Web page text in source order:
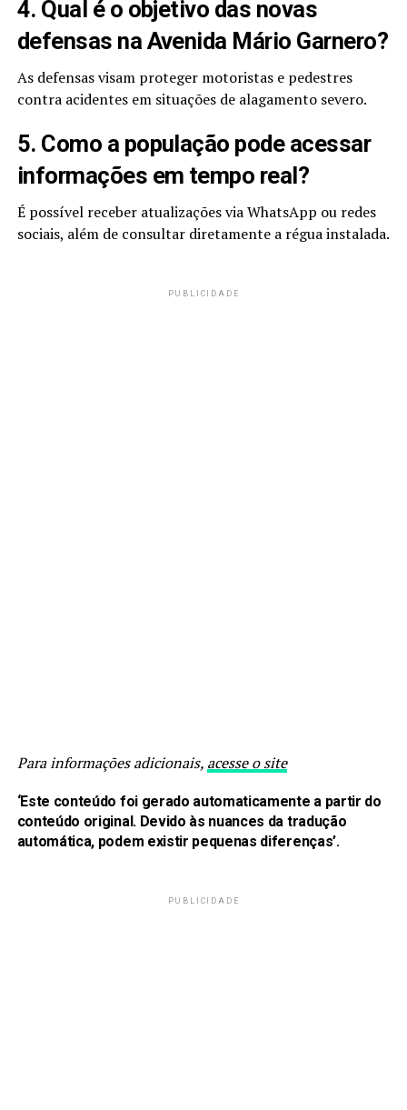
4. Qual é o objetivo das novas
defensas na Avenida Mário Garnero?
As defensas visam proteger motoristas e pedestres
contra acidentes em situações de alagamento severo.
5. Como a população pode acessar
informações em tempo real?
É possível receber atualizações via WhatsApp ou redes
sociais, além de consultar diretamente a régua instalada.
PUBLICIDADE
Para informações adicionais, acesse o site
‘Este conteúdo foi gerado automaticamente a partir do
conteúdo original. Devido às nuances da tradução
automática, podem existir pequenas diferenças’.
PUBLICIDADE